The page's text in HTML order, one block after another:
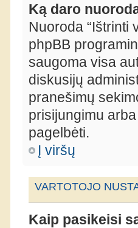
Ką daro
Nuoroda “Ištrinti
phpBB
saugoma visa
diskusijų
pranešimų
prisijungimu
pagelbėti.
Į viršų
VARTOTOJO
Kaip pasikeisi